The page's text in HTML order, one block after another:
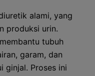
alami, yang
produksi urin.
tubuh
garam, dan
ginjal. Proses ini